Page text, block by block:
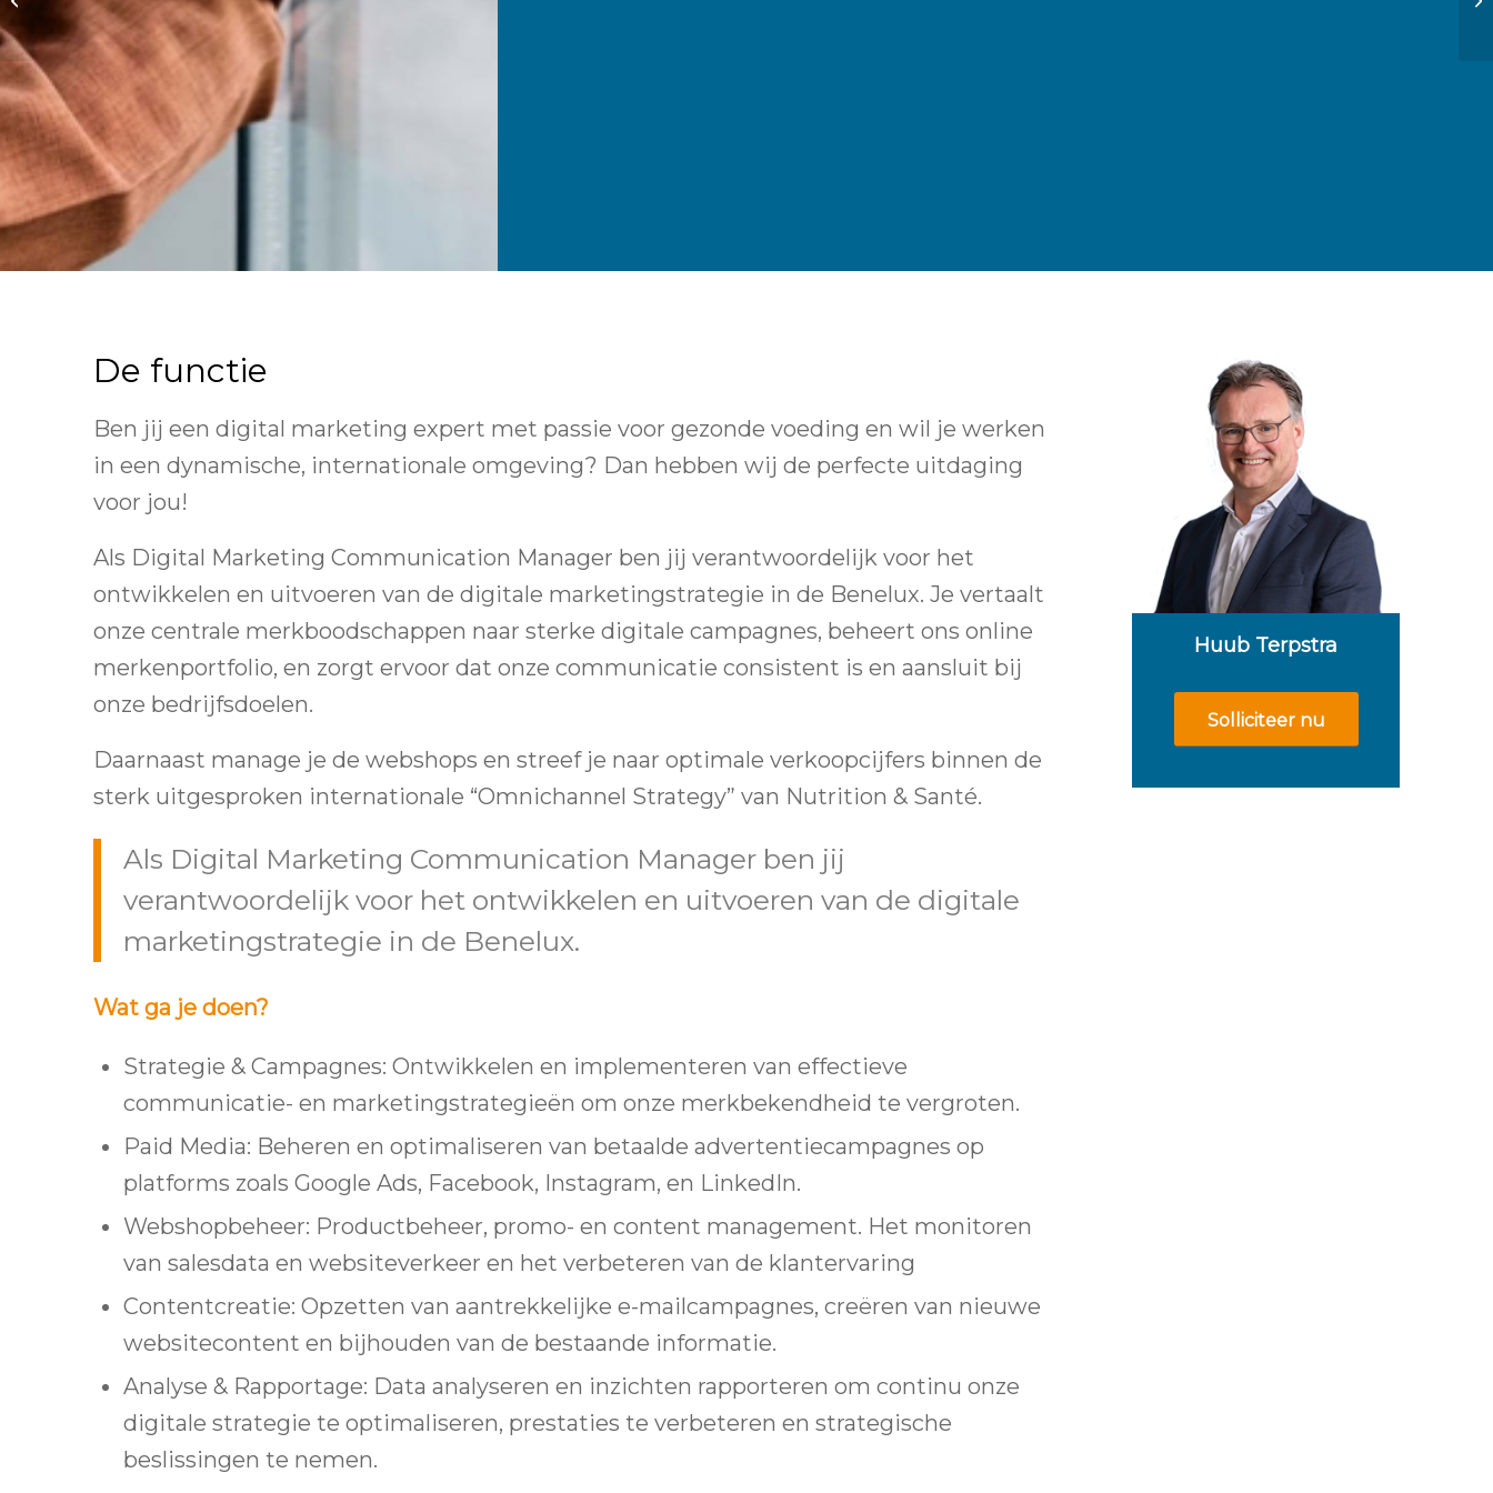
De functie
Ben jij een digital marketing expert met passie voor gezonde voeding en wil je werken
in een dynamische, internationale omgeving? Dan hebben wij de perfecte uitdaging
voor jou!
Als Digital Marketing Communication Manager ben jij verantwoordelijk voor het
ontwikkelen en uitvoeren van de digitale marketingstrategie in de Benelux. Je vertaalt
onze centrale merkboodschappen naar sterke digitale campagnes, beheert ons online
merkenportfolio, en zorgt ervoor dat onze communicatie consistent is en aansluit bij
onze bedrijfsdoelen.
Daarnaast manage je de webshops en streef je naar optimale verkoopcijfers binnen de
sterk uitgesproken internationale “Omnichannel Strategy” van Nutrition & Santé.
Als Digital Marketing Communication Manager ben jij
verantwoordelijk voor het ontwikkelen en uitvoeren van de digitale
marketingstrategie in de Benelux.
Wat ga je doen?
Strategie & Campagnes: Ontwikkelen en implementeren van effectieve
communicatie- en marketingstrategieën om onze merkbekendheid te vergroten.
Paid Media: Beheren en optimaliseren van betaalde advertentiecampagnes op
platforms zoals Google Ads, Facebook, Instagram, en LinkedIn.
Webshopbeheer: Productbeheer, promo- en content management. Het monitoren
van salesdata en websiteverkeer en het verbeteren van de klantervaring
Contentcreatie: Opzetten van aantrekkelijke e-mailcampagnes, creëren van nieuwe
websitecontent en bijhouden van de bestaande informatie.
Analyse & Rapportage: Data analyseren en inzichten rapporteren om continu onze
digitale strategie te optimaliseren, prestaties te verbeteren en strategische
beslissingen te nemen.
Huub Terpstra
Solliciteer nu
Manager_SoFineFoods_S630_new